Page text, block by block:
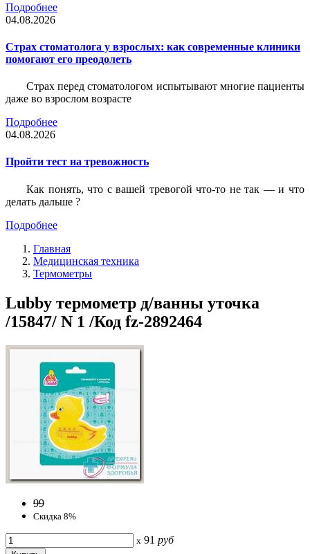
Подробнее
04.08.2026
Страх стоматолога у взрослых: как современные клиники
помогают его преодолеть
Страх перед стоматологом испытывают многие пациенты
даже во взрослом возрасте
Подробнее
04.08.2026
Пройти тест на тревожность
Как понять, что с вашей тревогой что-то не так — и что
делать дальше ?
Подробнее
Главная
Медицинская техника
Термометры
Lubby термометр д/ванны уточка
/15847/ N 1 /Код fz-2892464
99
Скидка 8%
x 91 руб